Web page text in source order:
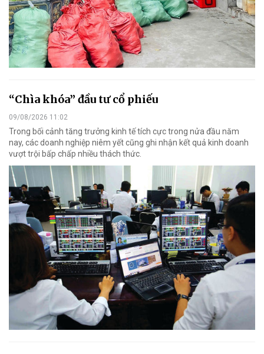
“Chìa khóa” đầu tư cổ phiếu
09/08/2026 11:02
Trong bối cảnh tăng trưởng kinh tế tích cực trong nửa đầu năm
nay, các doanh nghiệp niêm yết cũng ghi nhận kết quả kinh doanh
vượt trội bấp chấp nhiều thách thức.